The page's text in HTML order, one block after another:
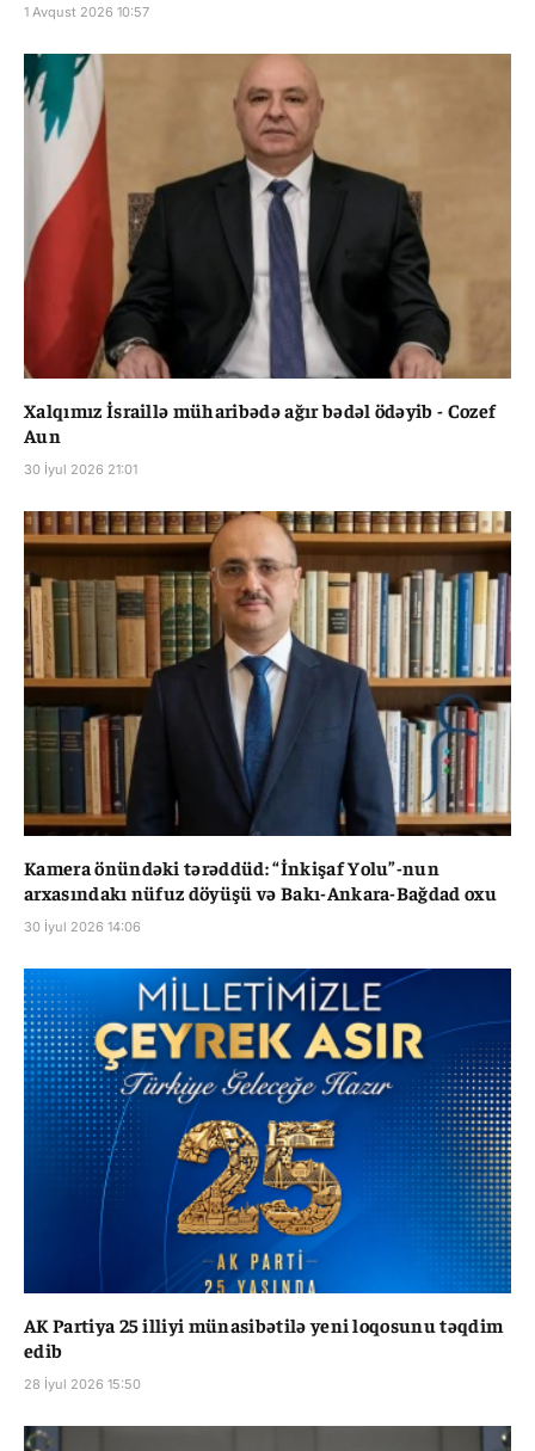
1 Avqust 2026 10:57
Xalqımız İsraillə müharibədə ağır bədəl ödəyib - Cozef
Aun
30 İyul 2026 21:01
Kamera önündəki tərəddüd: “İnkişaf Yolu”-nun
arxasındakı nüfuz döyüşü və Bakı-Ankara-Bağdad oxu
30 İyul 2026 14:06
AK Partiya 25 illiyi münasibətilə yeni loqosunu təqdim
edib
28 İyul 2026 15:50